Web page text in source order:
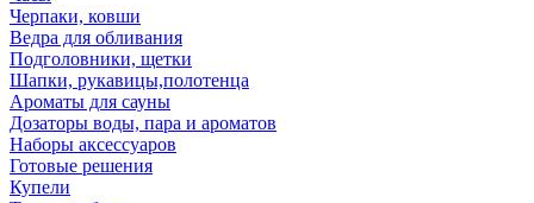
Черпаки, ковши
Ведра для обливания
Подголовники, щетки
Шапки, рукавицы,полотенца
Ароматы для сауны
Дозаторы воды, пара и ароматов
Наборы аксессуаров
Готовые решения
Купели